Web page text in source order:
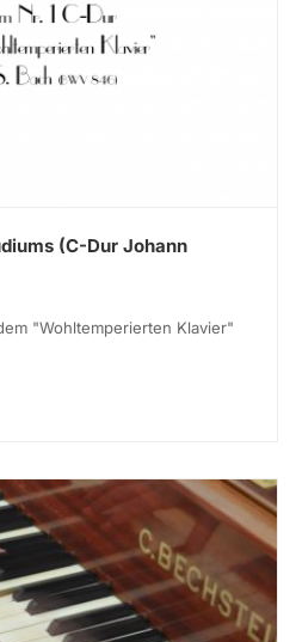
(C-Dur Johann
"Wohltemperierten Klavier"